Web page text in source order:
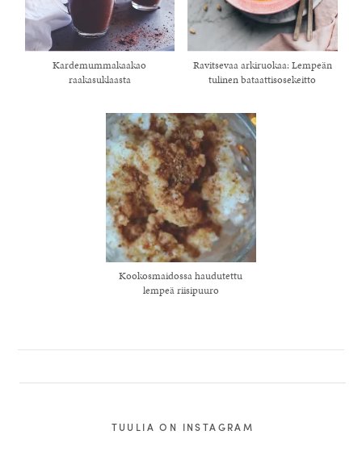
Kardemummakaakao
raakasuklaasta
Ravitsevaa arkiruokaa: Lempeän
tulinen bataattisosekeitto
Kookosmaidossa haudutettu
lempeä riisipuuro
TUULIA ON INSTAGRAM